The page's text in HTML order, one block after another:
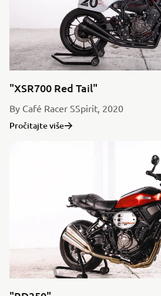
"XSR700 Red Tail"
By Café Racer SSpirit, 2020
Pročitajte više